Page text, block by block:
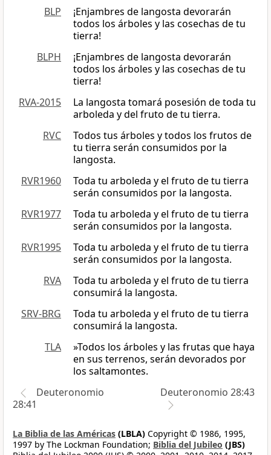
BLP
¡Enjambres de langosta devorarán
todos los árboles y las cosechas de tu
tierra!
BLPH
¡Enjambres de langosta devorarán
todos los árboles y las cosechas de tu
tierra!
RVA-2015
La langosta tomará posesión de toda tu
arboleda y del fruto de tu tierra.
RVC
Todos tus árboles y todos los frutos de
tu tierra serán consumidos por la
langosta.
RVR1960
Toda tu arboleda y el fruto de tu tierra
serán consumidos por la langosta.
RVR1977
Toda tu arboleda y el fruto de tu tierra
serán consumidos por la langosta.
RVR1995
Toda tu arboleda y el fruto de tu tierra
serán consumidos por la langosta.
RVA
Toda tu arboleda y el fruto de tu tierra
consumirá la langosta.
SRV-BRG
Toda tu arboleda y el fruto de tu tierra
consumirá la langosta.
TLA
»Todos los árboles y las frutas que haya
en sus terrenos, serán devorados por
los saltamontes.
Deuteronomio
28:41
Deuteronomio 28:43
La Biblia de las Américas (LBLA) Copyright © 1986, 1995,
1997 by The Lockman Foundation; Biblia del Jubileo (JBS)